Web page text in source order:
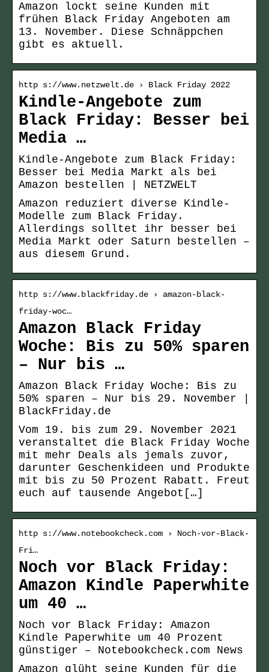
Amazon lockt seine Kunden mit
frühen Black Friday Angeboten am
13. November. Diese Schnäppchen
gibt es aktuell.
http s://www.netzwelt.de › Black Friday 2022
Kindle-Angebote zum
Black Friday: Besser bei
Media …
Kindle-Angebote zum Black Friday:
Besser bei Media Markt als bei
Amazon bestellen | NETZWELT
Amazon reduziert diverse Kindle-
Modelle zum Black Friday.
Allerdings solltet ihr besser bei
Media Markt oder Saturn bestellen –
aus diesem Grund.
http s://www.blackfriday.de › amazon-black-
friday-woc…
Amazon Black Friday
Woche: Bis zu 50% sparen
– Nur bis …
Amazon Black Friday Woche: Bis zu
50% sparen – Nur bis 29. November |
BlackFriday.de
Vom 19. bis zum 29. November 2021
veranstaltet die Black Friday Woche
mit mehr Deals als jemals zuvor,
darunter Geschenkideen und Produkte
mit bis zu 50 Prozent Rabatt. Freut
euch auf tausende Angebot[…]
http s://www.notebookcheck.com › Noch-vor-Black-
Fri…
Noch vor Black Friday:
Amazon Kindle Paperwhite
um 40 …
Noch vor Black Friday: Amazon
Kindle Paperwhite um 40 Prozent
günstiger – Notebookcheck.com News
Amazon glüht seine Kunden für die